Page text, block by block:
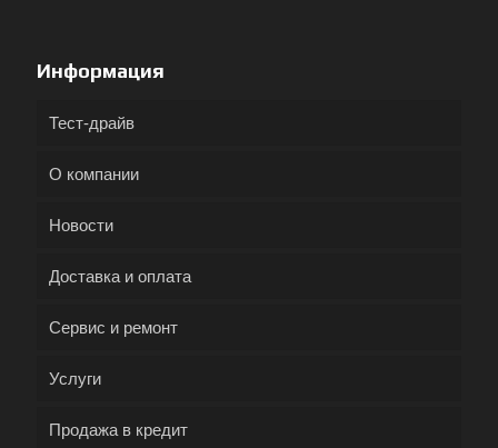
Информация
Тест-драйв
О компании
Новости
Доставка и оплата
Сервис и ремонт
Услуги
Продажа в кредит